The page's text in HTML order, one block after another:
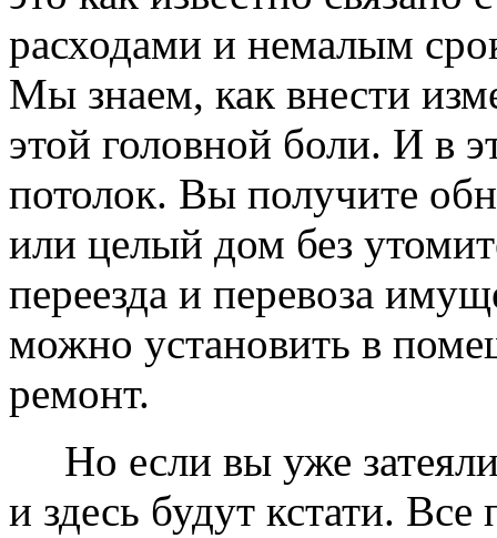
расходами и немалым
Мы знаем, как внести
этой головной боли. И в
потолок. Вы получите
или целый дом без
переезда и перевоза
можно установить в
ремонт.
Но если вы уже
и здесь будут кстати.